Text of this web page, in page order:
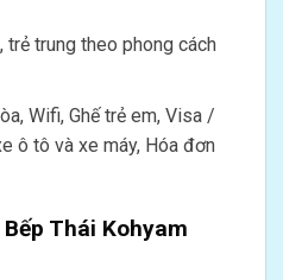
trẻ trung theo phong cách
Wifi, Ghế trẻ em, Visa /
ô tô và xe máy, Hóa đơn
Thái Kohyam